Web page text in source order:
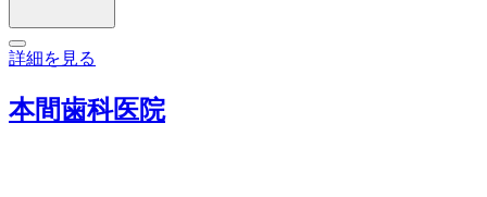
詳細を見る
本間歯科医院